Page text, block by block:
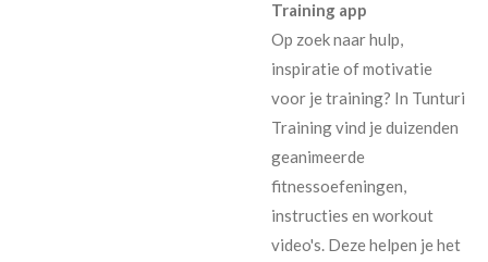
Training app
Op zoek naar hulp,
inspiratie of motivatie
voor je training? In Tunturi
Training vind je duizenden
geanimeerde
fitnessoefeningen,
instructies en workout
video's. Deze helpen je het